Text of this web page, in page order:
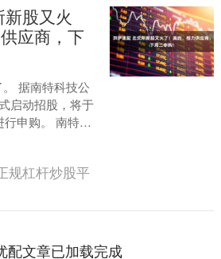
股又火
应商，下
据南特科技公
启动招股，将于
申购。 南特科
行价格为8.66
规杠杆炒股平
配文章已加载完成